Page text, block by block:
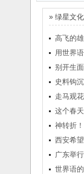
La
La
pri ..
讨
La
La
..
关
办
La
La
pri
» 绿星文化
高飞的雄
用世界
别开生
史料钩
走马观
这个春
神转折
西安希
广东举
世界语